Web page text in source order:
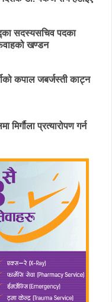
सदस्यसचिव पदका
खण्डन
कपाल जबर्जस्ती काट्न
प्रत्यारोपण गर्न